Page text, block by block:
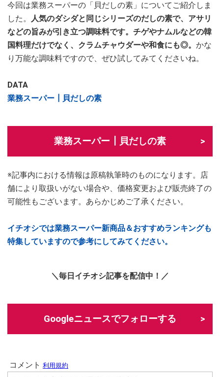
今回は業務スーパーの「貝だしの素」についてご紹介しま
した。
人気のダシダと同じシリーズのだしの素で、アサリ
などの旨みが引き立つ調味料です。チゲやナムルなどの韓
国料理だけでなく、クラムチャウダーや和食にも◎。 かな
り万能な調味料ですので、ぜひ試してみてくださいね。
DATA
業務スーパー┃貝だしの素
業務スーパー┃貝だしの素
※記事内における情報は原稿執筆時のものになります。店
舗により取扱いがない場合や、価格変更および販売終了の
可能性もございます。あらかじめご了承ください。
イチオシでは業務スーパー新商品＆おすすめランキングも
特集していますので参考にしてみてください。
＼毎日イチオシ記事を配信中！／
Googleニュースでフォローする